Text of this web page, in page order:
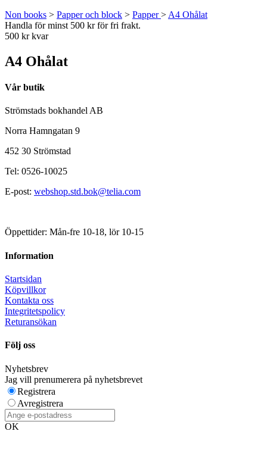
Non books > Papper och block > Papper> A4 Ohålat
Handla för minst 500 kr för fri frakt.
500 kr kvar
A4 Ohålat
Vår butik
Strömstads bokhandel AB
Norra Hamngatan 9
452 30 Strömstad
Tel: 0526-10025
E-post: webshop.std.bok@telia.com
Öppettider: Mån-fre 10-18, lör 10-15
Information
Startsidan
Köpvillkor
Kontakta oss
Integritetspolicy
Returansökan
Följ oss
Nyhetsbrev
Jag vill prenumerera på nyhetsbrevet
Registrera
Avregistrera
OK